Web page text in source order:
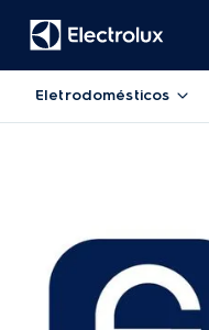
Eletrodomésticos